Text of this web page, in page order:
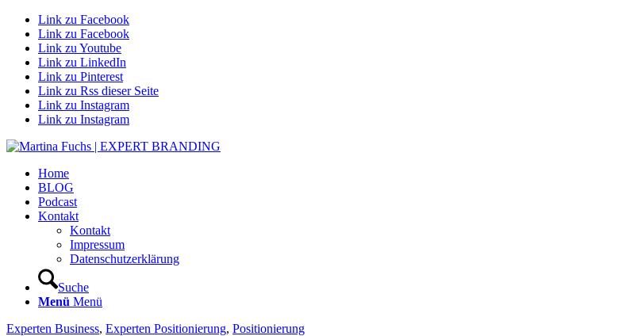
Link zu Facebook
Link zu Facebook
Link zu Youtube
Link zu LinkedIn
Link zu Pinterest
Link zu Rss dieser Seite
Link zu Instagram
Link zu Instagram
Home
BLOG
Podcast
Kontakt
Kontakt
Impressum
Datenschutzerklärung
Suche
Menü Menü
Experten Business, Experten Positionierung, Positionierung